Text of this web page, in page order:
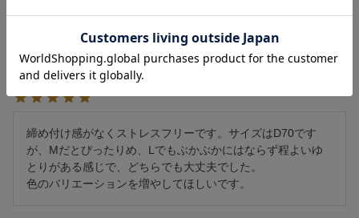
非公開
投稿日
2020/11/15
締め付け感がなくストレスフリーです。サイズはD70です
が、Mだとぴったりめ、Lでもぶかぶかにはならず程よいゆ
とりがある感じで、どちらでも大丈夫でした。
色のバリエーションを増やしてほしいです。